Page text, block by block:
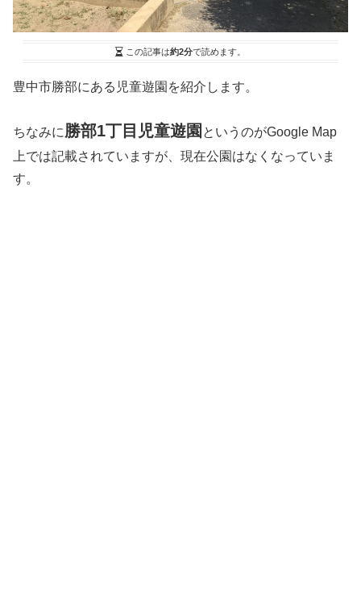
この記事は約2分で読めます。
豊中市勝部にある児童遊園を紹介します。
ちなみに 勝部1丁目児童遊園 というのがGoogle Map
上では記載されていますが、現在公園はなくなっていま
す。